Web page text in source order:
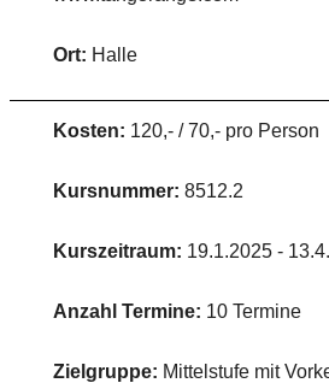
Ort: Halle
Kosten: 120,- / 70,- pro Person
Kursnummer: 8512.2
Kurszeitraum: 19.1.2025 -
Anzahl Termine: 10 Termine
Zielgruppe: Mittelstufe mit